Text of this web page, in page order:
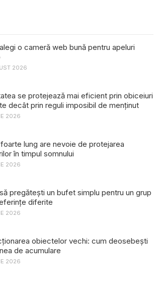
o cameră web bună pentru apeluri
2026
se protejează mai eficient prin obiceiuri
decât prin reguli imposibil de menținut
2026
foarte lung are nevoie de protejarea
în timpul somnului
2026
pregătești un bufet simplu pentru un grup
diferite
2026
obiectelor vechi: cum deosebești
de acumulare
2026